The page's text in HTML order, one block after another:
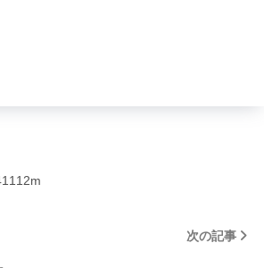
次の記事